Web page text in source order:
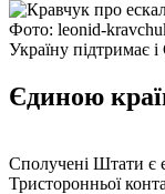
Фото: leonid-
Україну підтримає
Єдиною
Сполучені Штати є
Тристоронньої